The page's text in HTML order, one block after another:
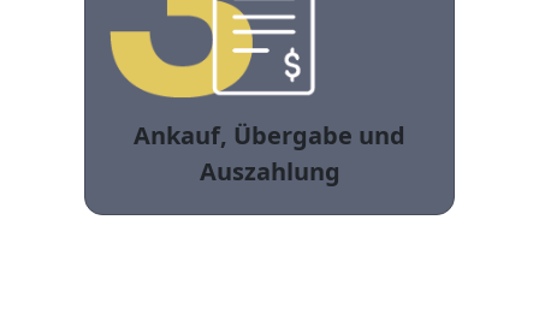
Ankauf, Übergabe und
Auszahlung